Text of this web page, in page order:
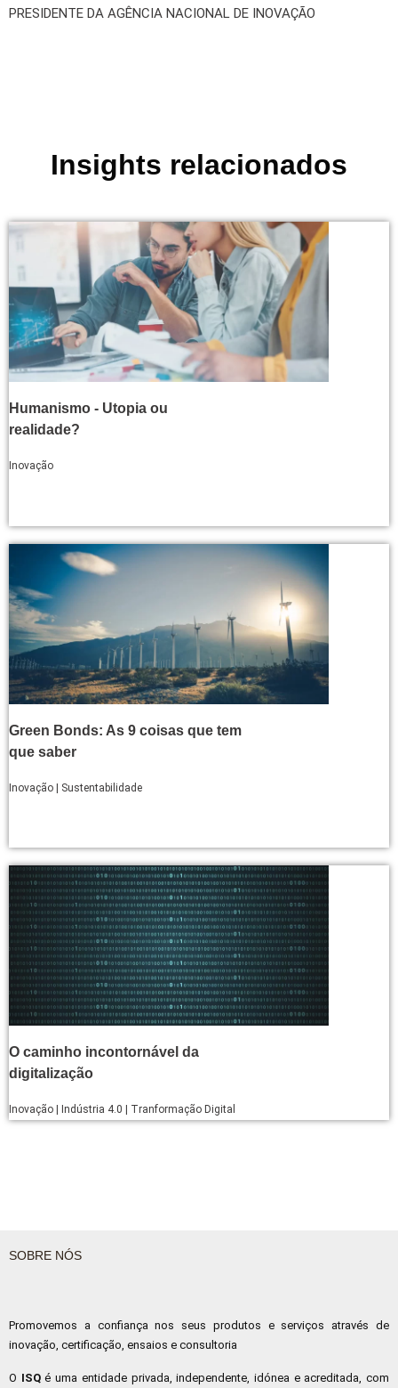
PRESIDENTE DA AGÊNCIA NACIONAL DE INOVAÇÃO
Insights relacionados
Humanismo - Utopia ou
realidade?
Inovação
Green Bonds: As 9 coisas que tem
que saber
Inovação | Sustentabilidade
O caminho incontornável da
digitalização
Inovação | Indústria 4.0 | Tranformação Digital
SOBRE NÓS
Promovemos a confiança nos seus produtos e serviços através de
inovação, certificação, ensaios e consultoria
O ISQé uma entidade privada, independente, idónea e acreditada, com